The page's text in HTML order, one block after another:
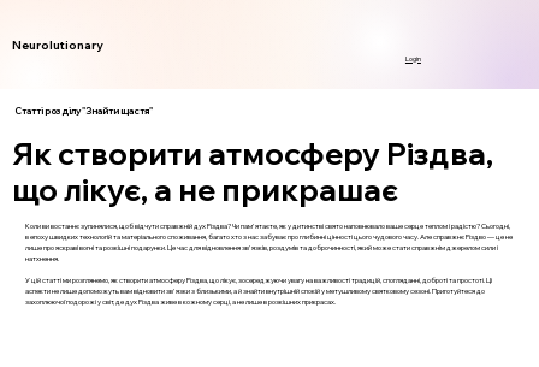
Neurolutionary
Login
Статті розділу "Знайти щастя"
Як створити атмосферу Різдва,
що лікує, а не прикрашає
Коли ви востаннє зупинялися, щоб відчути справжній дух Різдва? Чи пам'ятаєте, як у дитинстві свято наповнювало ваше серце теплом і радістю? Сьогодні,
в епоху швидких технологій та матеріального споживання, багато хто з нас забуває про глибинні цінності цього чудового часу. Але справжнє Різдво — це не
лише про яскраві вогні та розкішні подарунки. Це час для відновлення зв'язків, роздумів та доброчинності, який може стати справжнім джерелом сили і
натхнення.
У цій статті ми розглянемо, як створити атмосферу Різдва, що лікує, зосереджуючи увагу на важливості традицій, спогляданні, доброті та простоті. Ці
аспекти не лише допоможуть вам відновити зв'язки з близькими, а й знайти внутрішній спокій у метушливому святковому сезоні. Приготуйтеся до
захоплюючої подорожі у світ, де дух Різдва живе в кожному серці, а не лише в розкішних прикрасах.